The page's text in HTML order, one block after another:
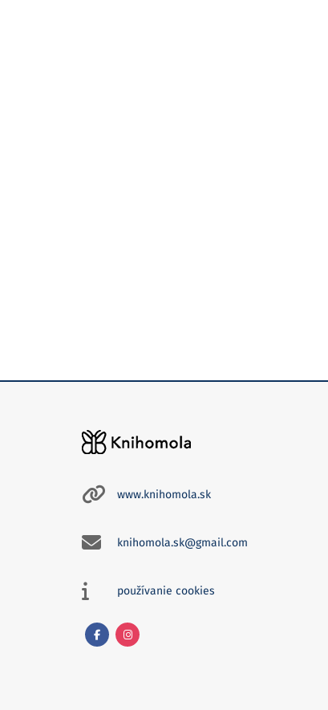
www.knihomola.sk
knihomola.sk@gmail.com
používanie cookies